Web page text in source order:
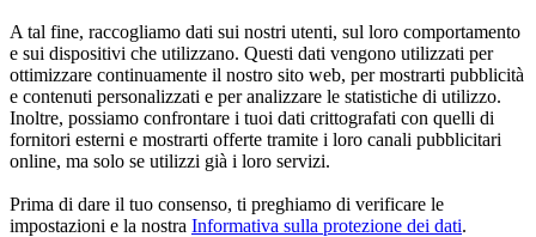
A tal fine, raccogliamo dati sui nostri utenti, sul loro comportamento
e sui dispositivi che utilizzano. Questi dati vengono utilizzati per
ottimizzare continuamente il nostro sito web, per mostrarti pubblicità
e contenuti personalizzati e per analizzare le statistiche di utilizzo.
Inoltre, possiamo confrontare i tuoi dati crittografati con quelli di
fornitori esterni e mostrarti offerte tramite i loro canali pubblicitari
online, ma solo se utilizzi già i loro servizi.
Prima di dare il tuo consenso, ti preghiamo di verificare le
impostazioni e la nostra Informativa sulla protezione dei dati.